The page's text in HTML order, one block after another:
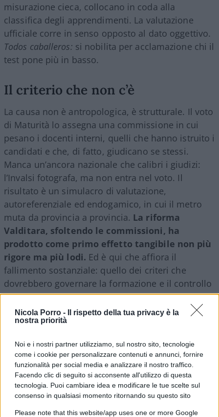
Nicola Porro -
Il rispetto della tua privacy è la
nostra priorità
Noi e i nostri partner utilizziamo, sul nostro sito, tecnologie
come i cookie per personalizzare contenuti e annunci, fornire
funzionalità per social media e analizzare il nostro traffico.
Facendo clic di seguito si acconsente all'utilizzo di questa
tecnologia. Puoi cambiare idea e modificare le tue scelte sul
consenso in qualsiasi momento ritornando su questo sito
Please note that this website/app uses one or more Google
misurazione cieca, collocano in coda alla
classifica degli apprendimenti. La valutazione
ufficiale corre in senso opposto al dato oggettivo.
Todos caballeros: si nobilita per acclamazione chi il
test pone più in basso.
Il criterio che non c’è
La causa non è antropologica, è strutturale. Il voto
di Maturità lo assegna una commissione in cui
pesano i docenti interni, quelli che hanno istruito i
candidati e che, di fatto, giudicano se stessi.
Manca un’ancora nazionale che calibri i giudizi:
l’Invalsi fotografa, ma non entra nel voto. Il
risultato è un simulacro di valutazione,
autoreferenziale ed endogamico, in cui il metro
muta da provincia a provincia. La riforma
Valditara, sfoltendo le commissioni, ha
prodotto come primo effetto tangibile non più
rigore ma più lodi. Ed è qui che affiora il
fallimento sostanziale: quello dei criteri che
dovrebbero governare la formazione e il controllo
del corpo docente. Il docente si forma, insegna e
si giudica dentro circuiti locali chiusi, senza che
alcun organo terzo certifichi la comparabilità dei
macchina che promuove se stessa nella quasi
totalità dei casi non vigila ma si assolve.